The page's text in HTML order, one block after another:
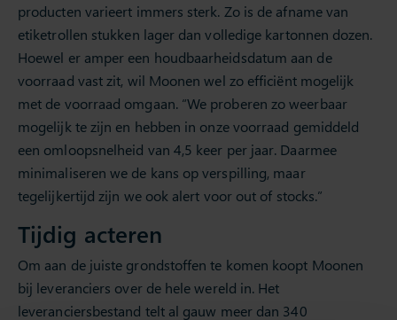
producten varieert immers sterk. Zo is de afname van
etiketrollen stukken lager dan volledige kartonnen dozen.
Hoewel er amper een houdbaarheidsdatum aan de
voorraad vast zit, wil Moonen wel zo efficiënt mogelijk
met de voorraad omgaan. “We proberen zo weerbaar
mogelijk te zijn en hebben in onze voorraad gemiddeld
een omloopsnelheid van 4,5 keer per jaar. Daarmee
minimaliseren we de kans op verspilling, maar
tegelijkertijd zijn we ook alert voor out of stocks.”
Tijdig acteren
Om aan de juiste grondstoffen te komen koopt Moonen
bij leveranciers over de hele wereld in. Het
leveranciersbestand telt al gauw meer dan 340